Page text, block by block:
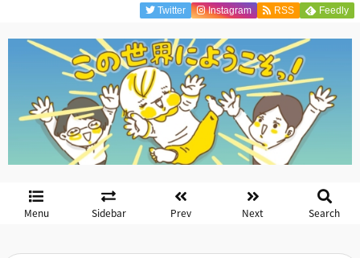
Menu Sidebar Prev Next Search
Twitter Instagram RSS Feedly